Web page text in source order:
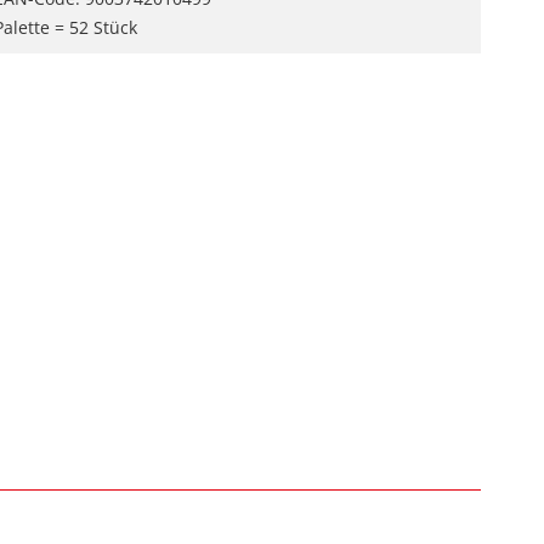
= 52 Stück